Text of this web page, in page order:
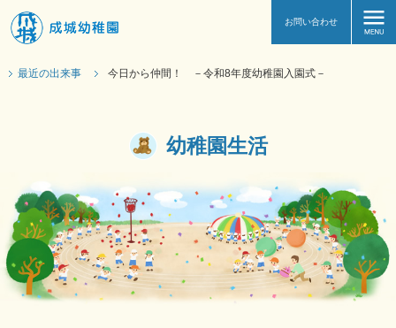
お問い合わせ
最近の出来事 今日から仲間！ －令和8年度幼稚園入園式－
幼稚園生活